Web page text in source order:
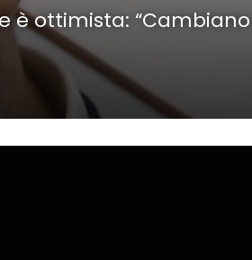
è ottimista: